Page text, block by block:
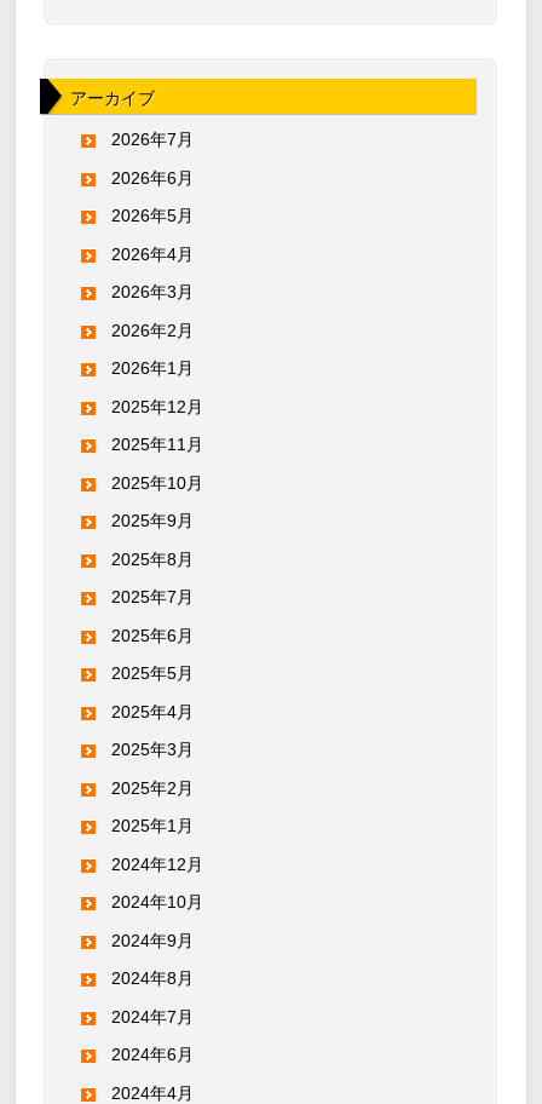
アーカイブ
2026年7月
2026年6月
2026年5月
2026年4月
2026年3月
2026年2月
2026年1月
2025年12月
2025年11月
2025年10月
2025年9月
2025年8月
2025年7月
2025年6月
2025年5月
2025年4月
2025年3月
2025年2月
2025年1月
2024年12月
2024年10月
2024年9月
2024年8月
2024年7月
2024年6月
2024年4月